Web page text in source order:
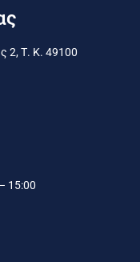
2, Τ. Κ. 49100
15:00